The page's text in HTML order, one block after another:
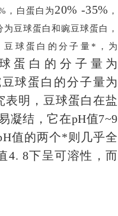
，白蛋白为20% -35% ，
豆球蛋白和豌豆球蛋白，
豆球蛋白的分子量*，为
蛋白的分子量为
豆球蛋白的分子量为
表明，豆球蛋白在盐
凝结，它在pH值7~9
值的两个*则几乎全
4. 8下呈可溶性，而